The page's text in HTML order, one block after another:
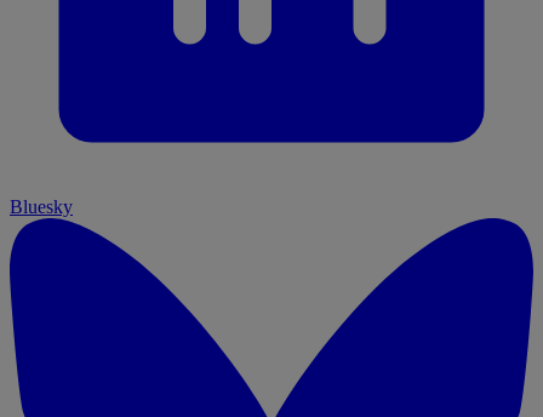
Bluesky